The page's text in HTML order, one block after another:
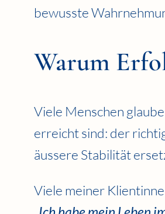
bewusste
Warum
Viele Menschen
erreicht sind: der
äussere Stabilität
Viele meiner